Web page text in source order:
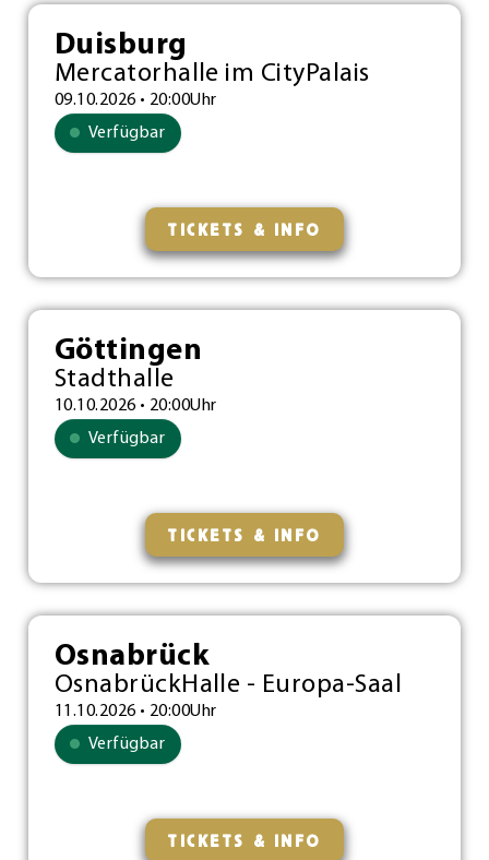
Duisburg
Mercatorhalle im CityPalais
09.10.2026 • 20:00Uhr
Verfügbar
TICKETS & INFO
Göttingen
Stadthalle
10.10.2026 • 20:00Uhr
Verfügbar
TICKETS & INFO
Osnabrück
OsnabrückHalle - Europa-Saal
11.10.2026 • 20:00Uhr
Verfügbar
TICKETS & INFO